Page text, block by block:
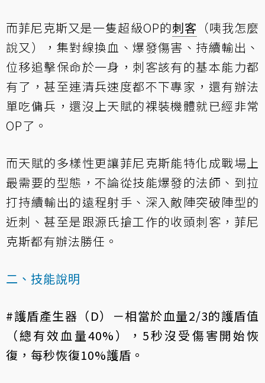
而菲尼克斯又是一隻超級OP的刺客 （咦我怎麼
說又），集對線換血、爆發傷害、持續輸出、
位移追擊保命於一身，刺客該有的基本能力都
有了，甚至連清兵速度都不下專家，還有辦法
單吃傭兵，還沒上天賦的裸裝機體就已經非常
OP了。
而天賦的多樣性更讓菲尼克斯能特化成戰場上
最需要的型態，不論從技能爆發的法師、到拉
打持續輸出的遠程射手、深入敵陣突破陣型的
近刺、甚至是跟源氏搶工作的收頭刺客，菲尼
克斯都有辦法勝任。
二、技能說明
#護盾產生器（D）－相當於血量2/3的護盾值
（總有效血量40%），5秒沒受傷害開始恢
復，每秒恢復10%護盾。